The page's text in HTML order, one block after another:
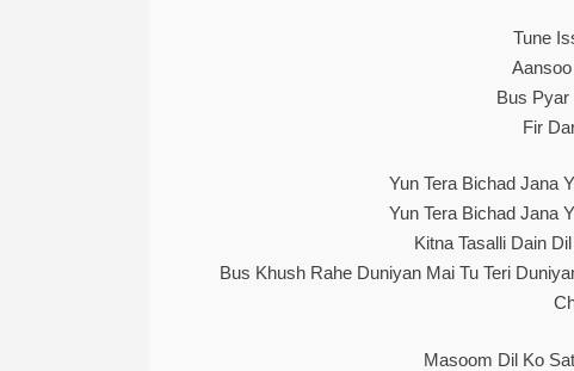
Tune
Bus Pyar
Fir
Yun Tera Bichad Jana
Yun Tera Bichad Jana
Kitna Tasalli Dain
Bus Khush Rahe Duniyan Mai Tu Teri
Masoom Dil Ko